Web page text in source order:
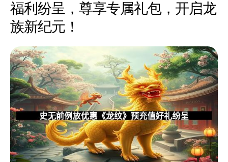
福利纷呈，尊享专属礼包，开启龙
族新纪元！